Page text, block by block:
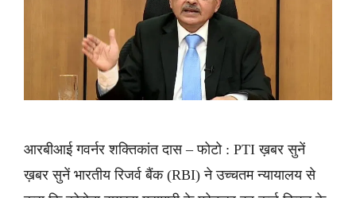
आरबीआई गवर्नर शक्तिकांत दास – फोटो : PTI ख़बर सुनें
ख़बर सुनें भारतीय रिजर्व बैंक (RBI) ने उच्चतम न्यायालय से